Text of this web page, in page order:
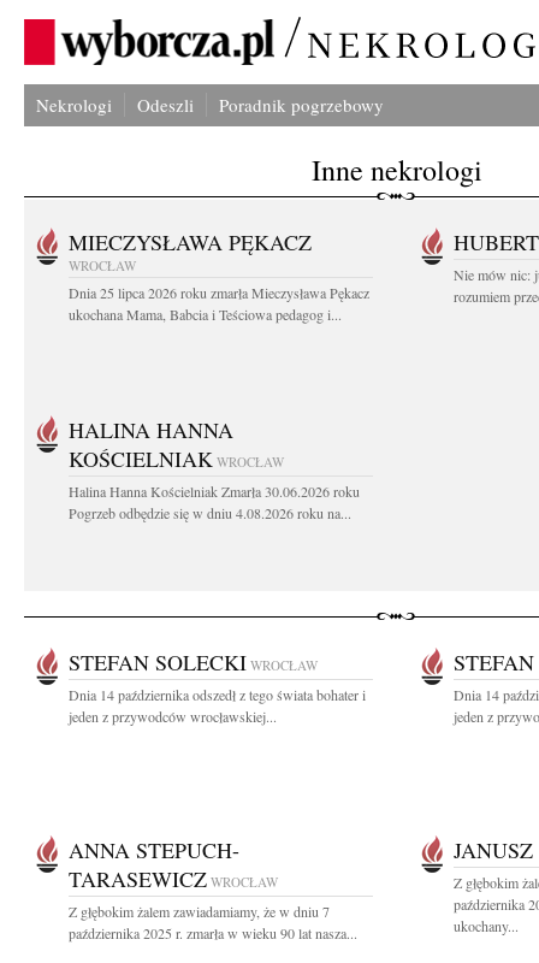
Nekrologi Odeszli Poradnik pogrzebowy
Inne nekrologi
MIECZYSŁAWA PĘKACZ
WROCŁAW
Dnia 25 lipca 2026 roku zmarła Mieczysława Pękacz
ukochana Mama, Babcia i Teściowa pedagog i...
Nie mów nic:
rozumiem
HALINA HANNA
KOŚCIELNIAK WROCŁAW
Halina Hanna Kościelniak Zmarła 30.06.2026 roku
Pogrzeb odbędzie się w dniu 4.08.2026 roku na...
STEFAN SOLECKI WROCŁAW
Dnia 14 października odszedł z tego świata bohater i
jeden z przywodców wrocławskiej...
Dnia 14
jeden z
ANNA STEPUCH-
TARASEWICZ WROCŁAW
Z głębokim żalem zawiadamiamy, że w dniu 7
października 2025 r. zmarła w wieku 90 lat nasza...
Z głębokim
października
ukochany...